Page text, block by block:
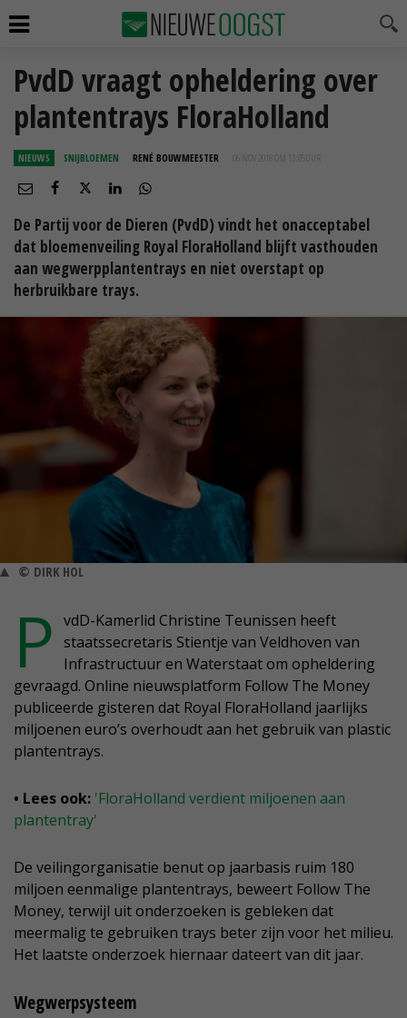
PvdD vraagt opheldering over
plantentrays FloraHolland
NIEUWS SNIJBLOEMEN RENÉ BOUWMEESTER 06 NOV 2018 OM 13:05
De Partij voor de Dieren (PvdD) vindt het onacceptabel
dat bloemenveiling Royal FloraHolland blijft vasthouden
aan wegwerpplantentrays en niet overstapt op
herbruikbare trays.
© DIRK HOL
P vdD-Kamerlid Christine Teunissen heeft
staatssecretaris Stientje van Veldhoven van
Infrastructuur en Waterstaat om opheldering
gevraagd. Online nieuwsplatform Follow The Money
publiceerde gisteren dat Royal FloraHolland jaarlijks
miljoenen euro’s overhoudt aan het gebruik van plastic
plantentrays.
• Lees ook: 'FloraHolland verdient miljoenen aan
plantentray'
De veilingorganisatie benut op jaarbasis ruim 180
miljoen eenmalige plantentrays, beweert Follow The
Money, terwijl uit onderzoeken is gebleken dat
meermalig te gebruiken trays beter zijn voor het milieu.
Het laatste onderzoek hiernaar dateert van dit jaar.
Wegwerpsysteem